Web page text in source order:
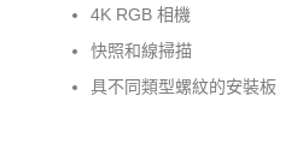
4K RGB 相機
快照和線掃描
具不同類型螺紋的安裝板